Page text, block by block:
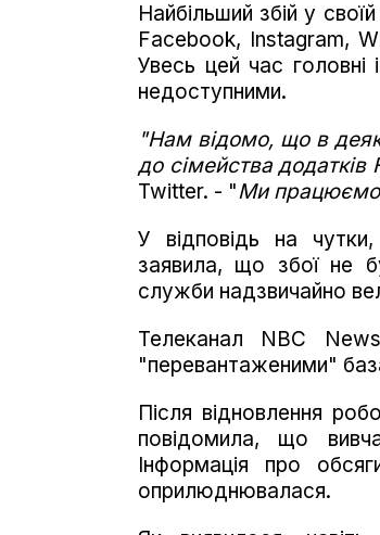
Найбільший збій у
Facebook, Instagram,
Увесь цей час головні
недоступними.
"Нам відомо, що в
до сімейства додатків
Twitter. - "Ми
У відповідь на
заявила, що збої не
служби надзвичайно
Телеканал NBC
"перевантаженими"
Після відновлення
повідомила, що
Інформація про
оприлюднювалася.